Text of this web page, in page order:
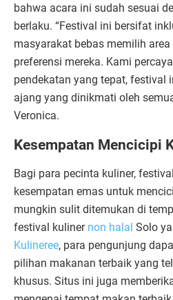
bahwa acara ini sudah sesuai
berlaku. “Festival ini bersifat
masyarakat bebas memilih
preferensi mereka. Kami
pendekatan yang tepat, festival
ajang yang dinikmati oleh
Veronica.
Kesempatan Mencicipi
Bagi para pecinta kuliner,
kesempatan emas untuk
mungkin sulit ditemukan di
festival kuliner non halal Solo
Kulineree, para pengunjung
pilihan makanan terbaik yang
khusus. Situs ini juga